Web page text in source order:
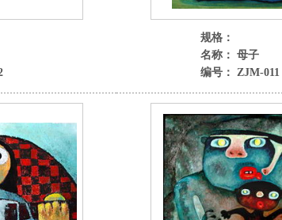
规格：
名称： 母子
编号： ZJM-011